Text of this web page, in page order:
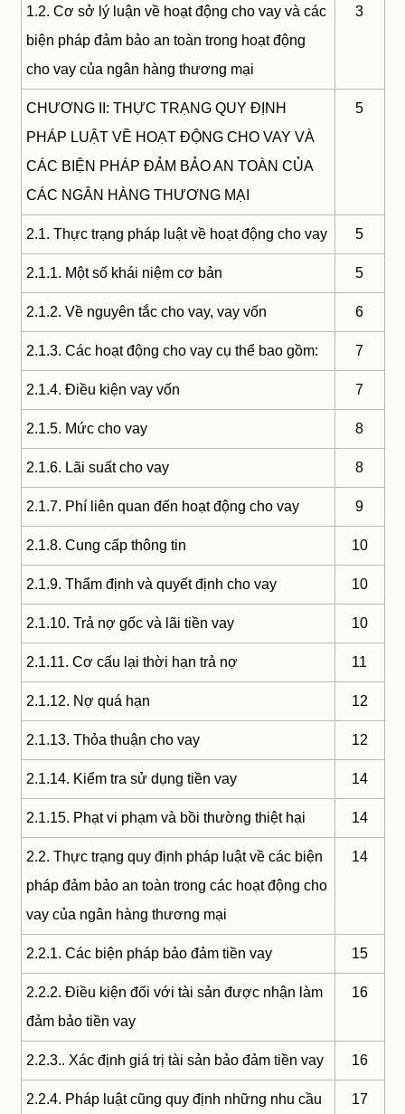
1.2. Cơ sở lý luận về hoạt động cho vay và các
biện pháp đảm bảo an toàn trong hoạt động
cho vay của ngân hàng thương mại
3
CHƯƠNG II: THỰC TRẠNG QUY ĐỊNH
PHÁP LUẬT VỀ HOẠT ĐỘNG CHO VAY VÀ
CÁC BIỆN PHÁP ĐẢM BẢO AN TOÀN CỦA
CÁC NGÂN HÀNG THƯƠNG MẠI
5
2.1. Thực trạng pháp luật về hoạt động cho vay 5
2.1.1. Một số khái niệm cơ bản 5
2.1.2. Về nguyên tắc cho vay, vay vốn 6
2.1.3. Các hoạt động cho vay cụ thể bao gồm: 7
2.1.4. Điều kiện vay vốn 7
2.1.5. Mức cho vay 8
2.1.6. Lãi suất cho vay 8
2.1.7. Phí liên quan đến hoạt động cho vay 9
2.1.8. Cung cấp thông tin 10
2.1.9. Thẩm định và quyết định cho vay 10
2.1.10. Trả nợ gốc và lãi tiền vay 10
2.1.11. Cơ cấu lại thời hạn trả nợ 11
2.1.12. Nợ quá hạn 12
2.1.13. Thỏa thuận cho vay 12
2.1.14. Kiểm tra sử dụng tiền vay 14
2.1.15. Phạt vi phạm và bồi thường thiệt hại 14
2.2. Thực trạng quy định pháp luật về các biện
pháp đảm bảo an toàn trong các hoạt động cho
vay của ngân hàng thương mại
14
2.2.1. Các biện pháp bảo đảm tiền vay 15
2.2.2. Điều kiện đối với tài sản được nhận làm
đảm bảo tiền vay
16
2.2.3.. Xác định giá trị tài sản bảo đảm tiền vay 16
2.2.4. Pháp luật cũng quy định những nhu cầu
17